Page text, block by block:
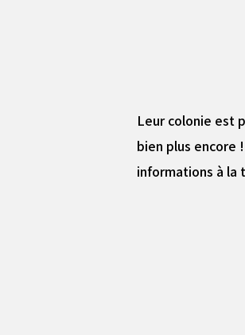
Leur colonie est
bien plus encore
informations à la